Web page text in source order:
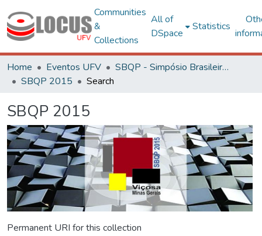
Communities
&
Collections
All of
DSpace
Statistics
Home Eventos UFV
SBQP - Simpósio Brasileiro de Qualidade do Projeto no Ambiente Construído
SBQP 2015
Search
SBQP 2015
Permanent URI for this collection